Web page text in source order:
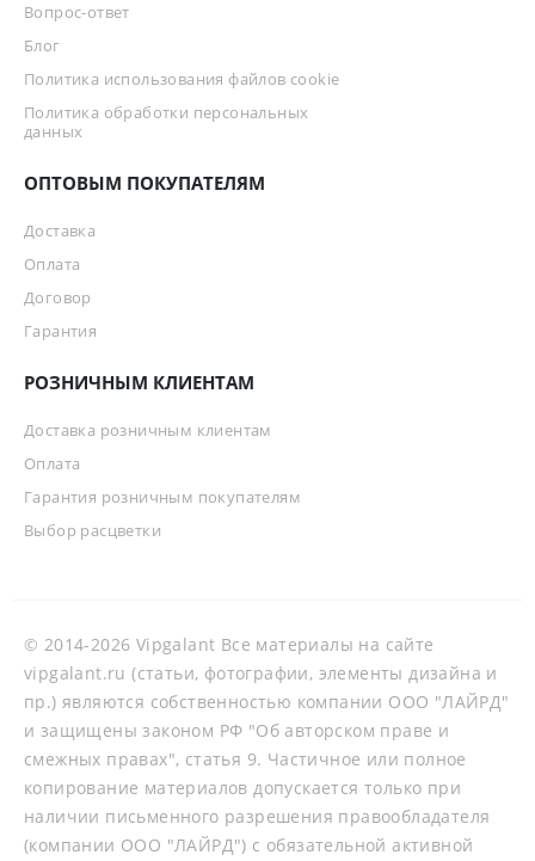
Вопрос-ответ
Блог
Политика использования файлов cookie
Политика обработки персональных
данных
ОПТОВЫМ ПОКУПАТЕЛЯМ
Доставка
Оплата
Договор
Гарантия
РОЗНИЧНЫМ КЛИЕНТАМ
Доставка розничным клиентам
Оплата
Гарантия розничным покупателям
Выбор расцветки
© 2014-2026 Vipgalant Все материалы на сайте
vipgalant.ru (статьи, фотографии, элементы дизайна и
пр.) являются собственностью компании ООО "ЛАЙРД"
и защищены законом РФ "Об авторском праве и
смежных правах", статья 9. Частичное или полное
копирование материалов допускается только при
наличии письменного разрешения правообладателя
(компании ООО "ЛАЙРД") с обязательной активной